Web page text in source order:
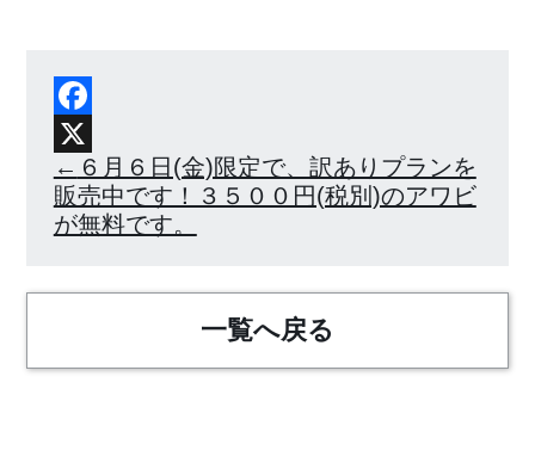
Facebook
X ６月６日(金)限定で、訳ありプランを
販売中です！３５００円(税別)のアワビ
が無料です。
一覧へ戻る